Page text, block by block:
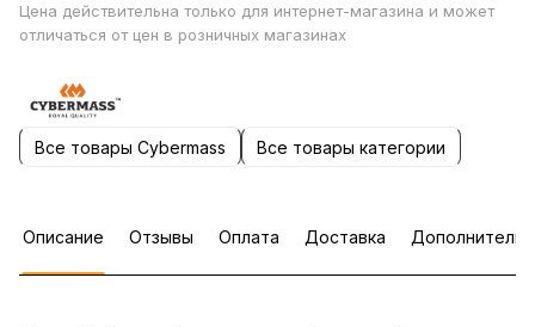
Цена действительна только для интернет-магазина и может
отличаться от цен в розничных магазинах
Все товары Cybermass Все товары категории
Описание Отзывы Оплата Доставка